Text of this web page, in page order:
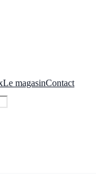
Le magasinContact